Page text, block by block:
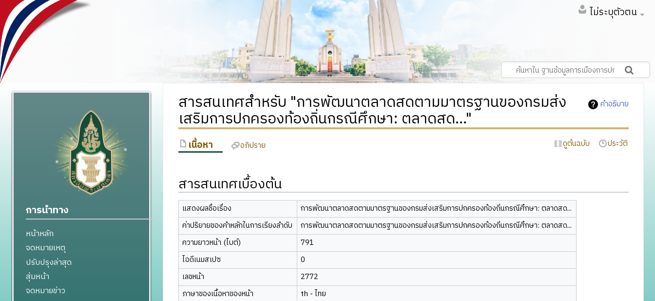
ไม่ระบุตัวตน
คำอธิบาย
สารสนเทศสำหรับ "การพัฒนาตลาดสดตามมาตรฐานของกรมส่ง
เสริมการปกครองท้องถิ่นกรณีศึกษา: ตลาดสด..."
เนื้อหา อภิปราย ดูต้นฉบับ ประวัติ
สารสนเทศเบื้องต้น
แสดงผลชื่อเรื่อง
การพัฒนาตลาดสดตามมาตรฐานของกรมส่งเสริมการปกครองท้องถิ่นกรณีศึกษา: ตลาดสด...
ค่าปริยายของคำหลักในการเรียงลำดับ
การพัฒนาตลาดสดตามมาตรฐานของกรมส่งเสริมการปกครองท้องถิ่นกรณีศึกษา: ตลาดสด...
ความยาวหน้า (ไบต์)
791
ไอดีเนมสเปซ
0
เลขหน้า
2772
ภาษาของเนื้อหาของหน้า
th - ไทย
การนำทาง
หน้าหลัก
จดหมายเหตุ
ปรับปรุงล่าสุด
สุ่มหน้า
จดหมายข่าว